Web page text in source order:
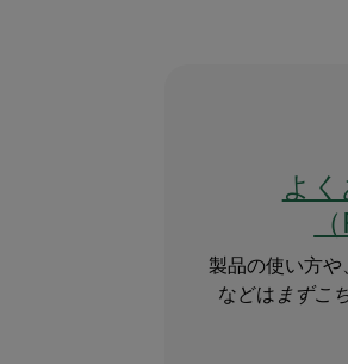
よ
製品の使い方
などは まずこ